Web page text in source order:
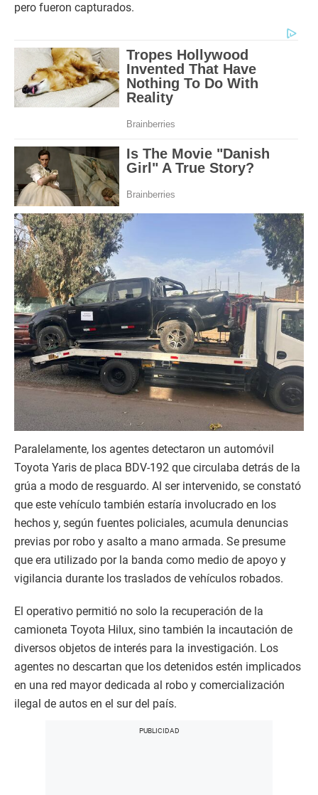
pero fueron capturados.
Paralelamente, los agentes detectaron un automóvil
Toyota Yaris de placa BDV-192 que circulaba detrás de la
grúa a modo de resguardo. Al ser intervenido, se constató
que este vehículo también estaría involucrado en los
hechos y, según fuentes policiales, acumula denuncias
previas por robo y asalto a mano armada. Se presume
que era utilizado por la banda como medio de apoyo y
vigilancia durante los traslados de vehículos robados.
El operativo permitió no solo la recuperación de la
camioneta Toyota Hilux, sino también la incautación de
diversos objetos de interés para la investigación. Los
agentes no descartan que los detenidos estén implicados
en una red mayor dedicada al robo y comercialización
ilegal de autos en el sur del país.